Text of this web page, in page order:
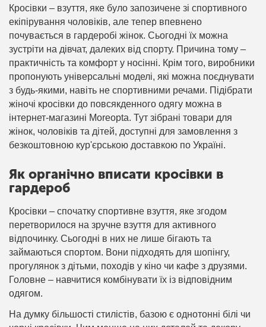
Кросівки – взуття, яке було запозичене зі спортивного
екіпірування чоловіків, але тепер впевнено
почувається в гардеробі жінок. Сьогодні їх можна
зустріти на дівчат, далеких від спорту. Причина тому –
практичність та комфорт у носінні. Крім того, виробники
пропонують універсальні моделі, які можна поєднувати
з будь-якими, навіть не спортивними речами. Підібрати
жіночі кросівки до повсякденного одягу можна в
інтернет-магазині Moreopta. Тут зібрані товари для
жінок, чоловіків та дітей, доступні для замовлення з
безкоштовною кур'єрською доставкою по Україні.
Як органічно вписати кросівки в
гардероб
Кросівки – спочатку спортивне взуття, яке згодом
перетворилося на зручне взуття для активного
відпочинку. Сьогодні в них не лише бігають та
займаються спортом. Вони підходять для шопінгу,
прогулянок з дітьми, походів у кіно чи кафе з друзями.
Головне – навчитися комбінувати їх із відповідним
одягом.
На думку більшості стилістів, базою є однотонні білі чи